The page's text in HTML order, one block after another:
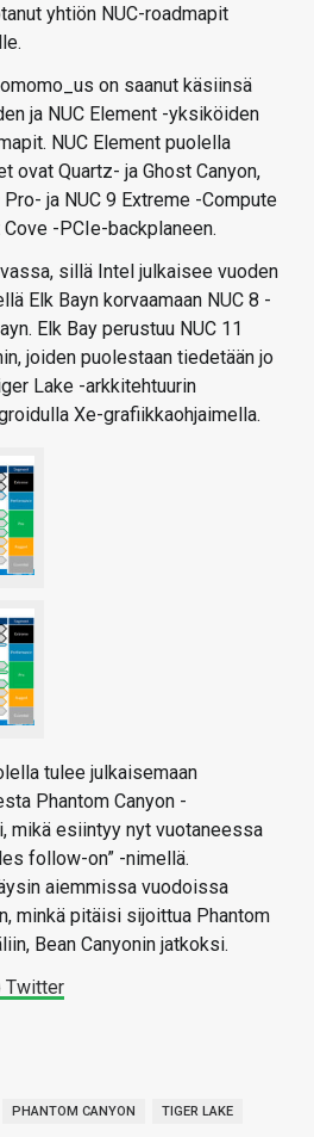
yhtiön NUC-roadmapit
on saanut käsiinsä
ja NUC Element -yksiköiden
NUC Element puolella
ovat Quartz- ja Ghost Canyon,
ja NUC 9 Extreme -Compute
-PCIe-backplaneen.
sillä Intel julkaisee vuoden
Elk Bayn korvaamaan NUC 8 -
Elk Bay perustuu NUC 11
joiden puolestaan tiedetään jo
Lake -arkkitehtuurin
Xe-grafiikkaohjaimella.
tulee julkaisemaan
Phantom Canyon -
mikä esiintyy nyt vuotaneessa
follow-on” -nimellä.
aiemmissa vuodoissa
minkä pitäisi sijoittua Phantom
Bean Canyonin jatkoksi.
Twitter
PHANTOM CANYON TIGER LAKE